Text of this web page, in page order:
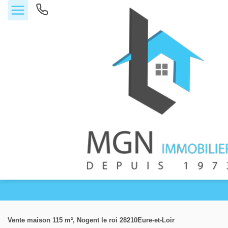
Vente maison 115 m², Nogent le roi 28210Eure-et-Loir